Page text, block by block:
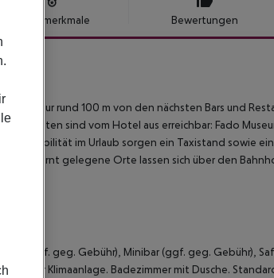
Hotelmerkmale Bewertungen
sich nur rund 100 m von den nächsten Bars und
sind vom Hotel aus erreichbar: Fado
Für Mobilität im Urlaub sorgen ein Taxistand sowie
entfernt gelegene Orte lassen sich über den
(ggf. geg. Gebühr), Minibar (ggf. geg. Gebühr),
Klimaanlage. Badezimmer mit Dusche.